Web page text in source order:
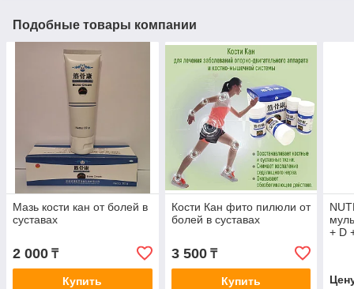
Подобные товары компании
Мазь кости кан от болей в
суставах
2 000 ₸
Купить
Кости Кан фито пилюли от
болей в суставах
3 500₸
Купить
+ D